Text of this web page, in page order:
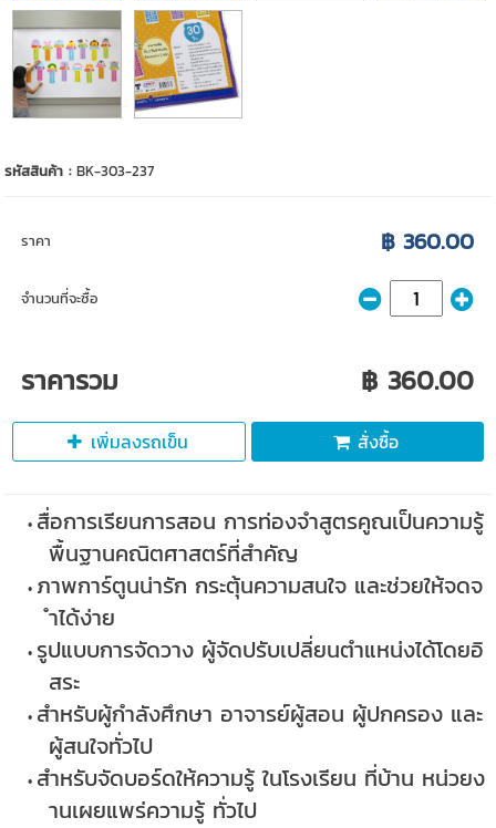
รหัสสินค้า :BK-303-237
ราคา ฿ 360.00
จำนวนที่จะซื้อ
ราคารวม ฿ 360.00
เพิ่มลงรถเข็น สั่งซื้อ
สื่อการเรียนการสอน การท่องจำสูตรคูณเป็นความรู้
พื้นฐานคณิตศาสตร์ที่สำคัญ
ภาพการ์ตูนน่ารัก กระตุ้นความสนใจ และช่วยให้จดจ
ำได้ง่าย
รูปแบบการจัดวาง ผู้จัดปรับเปลี่ยนตำแหน่งได้โดยอิ
สระ
สำหรับผู้กำลังศึกษา อาจารย์ผู้สอน ผู้ปกครอง และ
ผู้สนใจทั่วไป
สำหรับจัดบอร์ดให้ความรู้ ในโรงเรียน ที่บ้าน หน่วยง
านเผยแพร่ความรู้ ทั่วไป